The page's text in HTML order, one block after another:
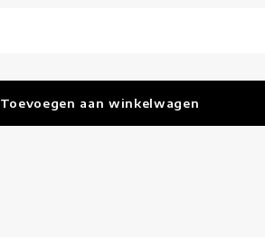
Toevoegen aan winkelwagen